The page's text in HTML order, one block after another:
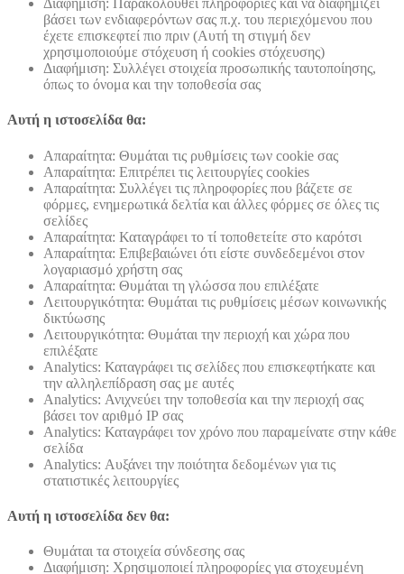
Διαφήμιση: Παρακολουθεί πληροφορίες και να διαφημίζει
βάσει των ενδιαφερόντων σας π.χ. του περιεχόμενου που
έχετε επισκεφτεί πιο πριν (Αυτή τη στιγμή δεν
χρησιμοποιούμε στόχευση ή cookies στόχευσης)
Διαφήμιση: Συλλέγει στοιχεία προσωπικής ταυτοποίησης,
όπως το όνομα και την τοποθεσία σας
Αυτή η ιστοσελίδα θα:
Απαραίτητα: Θυμάται τις ρυθμίσεις των cookie σας
Απαραίτητα: Επιτρέπει τις λειτουργίες cookies
Απαραίτητα: Συλλέγει τις πληροφορίες που βάζετε σε
φόρμες, ενημερωτικά δελτία και άλλες φόρμες σε όλες τις
σελίδες
Απαραίτητα: Καταγράφει το τί τοποθετείτε στο καρότσι
Απαραίτητα: Επιβεβαιώνει ότι είστε συνδεδεμένοι στον
λογαριασμό χρήστη σας
Απαραίτητα: Θυμάται τη γλώσσα που επιλέξατε
Λειτουργικότητα: Θυμάται τις ρυθμίσεις μέσων κοινωνικής
δικτύωσης
Λειτουργικότητα: Θυμάται την περιοχή και χώρα που
επιλέξατε
Analytics: Καταγράφει τις σελίδες που επισκεφτήκατε και
την αλληλεπίδραση σας με αυτές
Analytics: Ανιχνεύει την τοποθεσία και την περιοχή σας
βάσει τον αριθμό ΙΡ σας
Analytics: Καταγράφει τον χρόνο που παραμείνατε στην κάθε
σελίδα
Analytics: Αυξάνει την ποιότητα δεδομένων για τις
στατιστικές λειτουργίες
Αυτή η ιστοσελίδα δεν θα:
Θυμάται τα στοιχεία σύνδεσης σας
Διαφήμιση: Χρησιμοποιεί πληροφορίες για στοχευμένη